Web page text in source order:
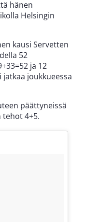
hänen
Helsingin
kausi Servetten
52
ja 12
joukkueessa
päättyneissä
tehot 4+5.